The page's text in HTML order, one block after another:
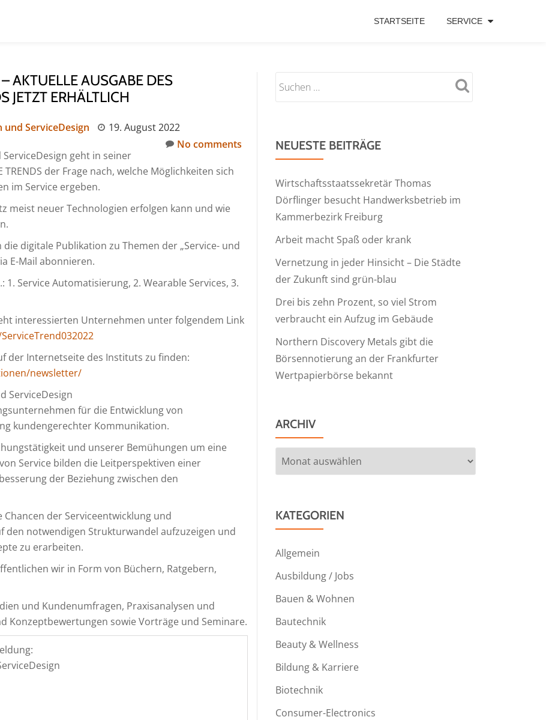
STARTSEITE SERVICE
AKTUELLE AUSGABE DES
JETZT ERHÄLTLICH
ServiceDesign
19. August 2022
No comments
geht in seiner
der Frage nach, welche Möglichkeiten sich
im Service ergeben.
meist neuer Technologien erfolgen kann und wie
digitale Publikation zu Themen der „Service- und
E-Mail abonnieren.
Service Automatisierung, 2. Wearable Services, 3.
interessierten Unternehmen unter folgendem Link
der Internetseite des Instituts zu finden:
newsletter/
ServiceDesign
für die Entwicklung von
kundengerechter Kommunikation.
und unserer Bemühungen um eine
Service bilden die Leitperspektiven einer
der Beziehung zwischen den
der Serviceentwicklung und
notwendigen Strukturwandel aufzuzeigen und
zu erarbeiten.
wir in Form von Büchern, Ratgebern,
und Kundenumfragen, Praxisanalysen und
Konzeptbewertungen sowie Vorträge und Seminare.
NEUESTE BEITRÄGE
Wirtschaftsstaatssekretär Thomas
Dörflinger besucht Handwerksbetrieb im
Kammerbezirk Freiburg
Arbeit macht Spaß oder krank
Vernetzung in jeder Hinsicht – Die Städte
der Zukunft sind grün-blau
Drei bis zehn Prozent, so viel Strom
verbraucht ein Aufzug im Gebäude
Northern Discovery Metals gibt die
Börsennotierung an der Frankfurter
Wertpapierbörse bekannt
ARCHIV
Archiv
KATEGORIEN
Allgemein
Ausbildung / Jobs
Bauen & Wohnen
Bautechnik
Beauty & Wellness
Bildung & Karriere
Biotechnik
Consumer-Electronics